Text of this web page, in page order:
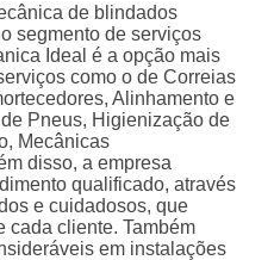
de blindados
segmento de serviços
Ideal é a opção mais
como o de Correias
Alinhamento e
Pneus, Higienização de
Mecânicas
disso, a empresa
qualificado, através
e cuidadosos, que
cada cliente. Também
em instalações